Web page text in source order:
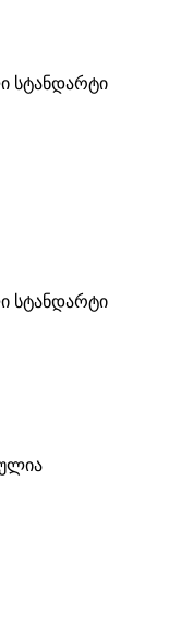
სტანდარტი
სტანდარტი